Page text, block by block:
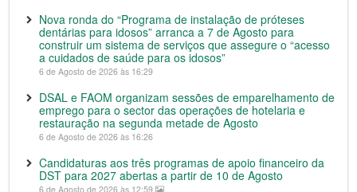
Nova ronda do “Programa de instalação de próteses
dentárias para idosos” arranca a 7 de Agosto para
construir um sistema de serviços que assegure o “acesso
a cuidados de saúde para os idosos”
6 de Agosto de 2026 às 16:29
DSAL e FAOM organizam sessões de emparelhamento de
emprego para o sector das operações de hotelaria e
restauração na segunda metade de Agosto
6 de Agosto de 2026 às 16:26
Candidaturas aos três programas de apoio financeiro da
DST para 2027 abertas a partir de 10 de Agosto
6 de Agosto de 2026 às 12:59